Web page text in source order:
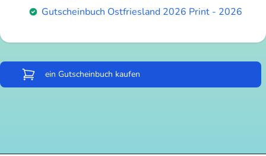
Gutscheinbuch Ostfriesland 2026 Print - 2026
ein Gutscheinbuch kaufen